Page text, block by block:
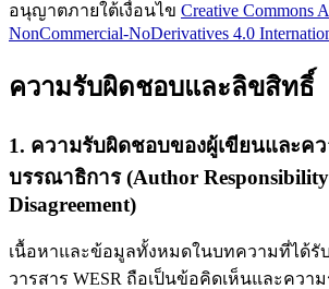
อนุญาตภายใต้เงื่อนไข Creative Commons
NonCommercial-NoDerivatives 4.0
ความรับผิดชอบและลิขสิทธิ์
1. ความรับผิดชอบของผู้เขียนและค
บรรณาธิการ (Author
Disagreement)
เนื้อหาและข้อมูลทั้งหมดในบทความที่ได้รั
วารสาร WESR ถือเป็นข้อคิดเห็นและควา